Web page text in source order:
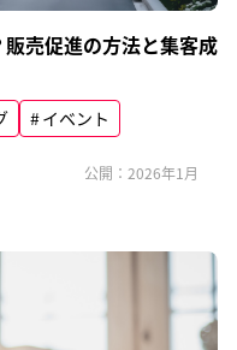
売促進の方法と集客成
イベント
公開：2026年1月